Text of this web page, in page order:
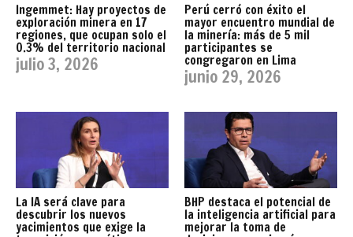
Ingemmet: Hay proyectos de
exploración minera en 17
regiones, que ocupan solo el
0.3% del territorio nacional
julio 3, 2026
Perú cerró con éxito el
mayor encuentro mundial de
la minería: más de 5 mil
participantes se
congregaron en Lima
junio 29, 2026
La IA será clave para
descubrir los nuevos
yacimientos que exige la
BHP destaca el potencial de
la inteligencia artificial para
mejorar la toma de